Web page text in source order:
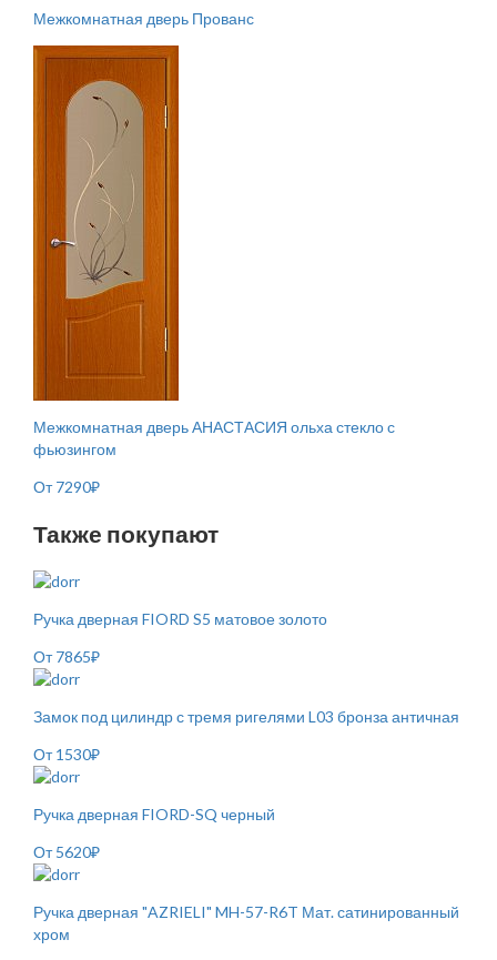
Межкомнатная дверь Прованс
Межкомнатная дверь АНАСТАСИЯ ольха стекло с
фьюзингом
От7290₽
Также покупают
Ручка дверная FIORD S5 матовое золото
От7865₽
Замок под цилиндр с тремя ригелями L03 бронза античная
От1530₽
Ручка дверная FIORD-SQ черный
От5620₽
Ручка дверная "AZRIELI" MH-57-R6T Мат. сатинированный
хром